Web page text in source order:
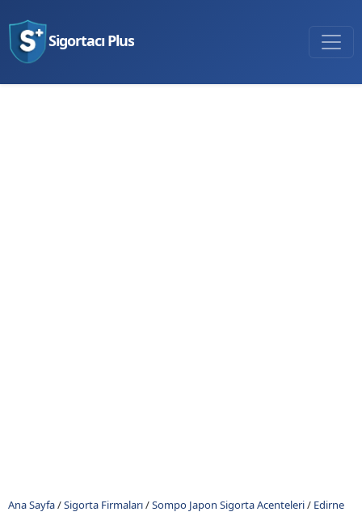
Sigortacı Plus
Ana Sayfa/Sigorta Firmaları/Sompo Japon Sigorta Acenteleri/ Edirne